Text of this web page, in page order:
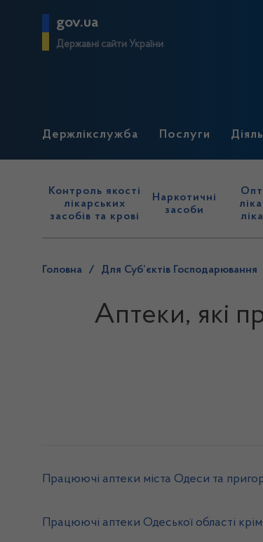
gov.ua
Державні сайти України
Держлікслужба Послуги
Контроль якості
лікарських
засобів та крові
Наркотичні
засоби
Головна / Для Суб’єктів Господарювання
Аптеки, які
Працюючі аптеки міста Одеси та
Працюючі аптеки Одеської області